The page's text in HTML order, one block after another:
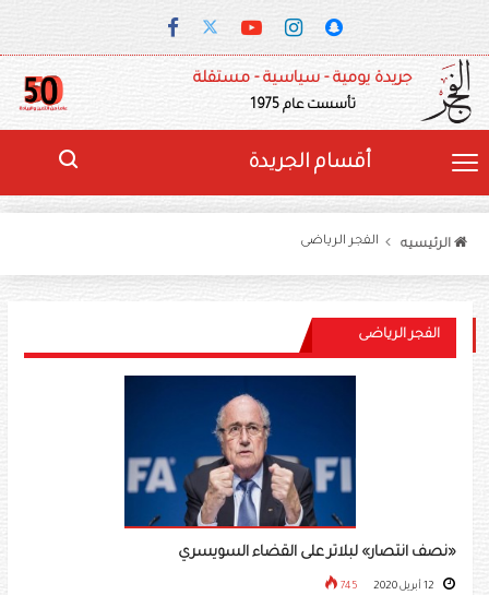
جريدة يومية - سياسية - مستقلة
تأسست عام 1975
أقسام الجريدة
الرئيسيه الفجر الرياضى
الفجر الرياضى
«نصف انتصار» لبلاتر على القضاء السويسري
745